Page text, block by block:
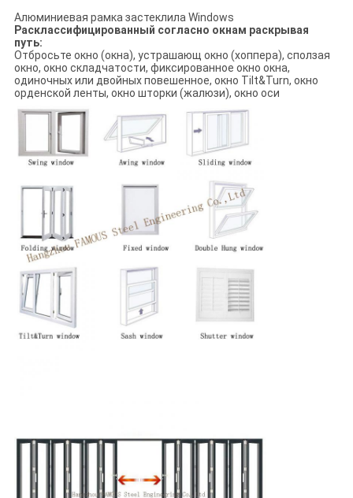
Алюминиевая рамка застеклила Windows
Расклассифицированный согласно окнам раскрывая
путь:
Отбросьте окно (окна), устрашающ окно (хоппера), сползая
окно, окно складчатости, фиксированное окно окна,
одиночных или двойных повешенное, окно Tilt&Turn, окно
орденской ленты, окно шторки (жалюзи), окно оси